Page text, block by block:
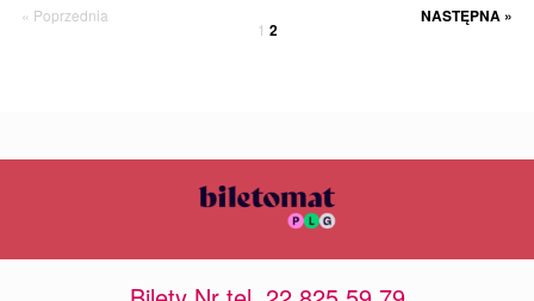
« Poprzednia
1 2
NASTĘPNA »